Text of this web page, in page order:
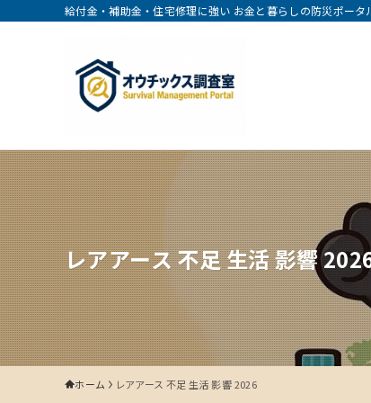
給付金・補助金・住宅修理に強い お金と暮らしの防災ポータ
レアアース 不足 生活 影響
ホーム レアアース 不足 生活 影響 2026